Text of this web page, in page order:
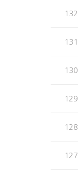
132
131
130
129
128
127